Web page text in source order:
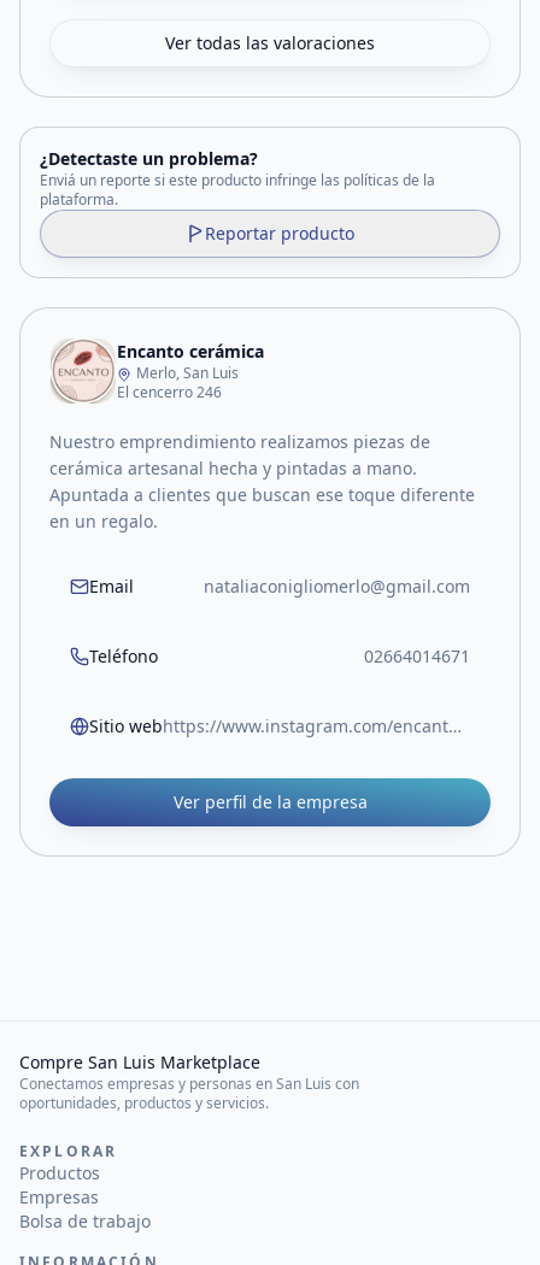
Ver todas las valoraciones
¿Detectaste un problema?
Enviá un reporte si este producto infringe las políticas de la
plataforma.
Reportar producto
Encanto cerámica
Merlo, San Luis
El cencerro 246
Nuestro emprendimiento realizamos piezas de
cerámica artesanal hecha y pintadas a mano.
Apuntada a clientes que buscan ese toque diferente
en un regalo.
Email nataliaconigliomerlo@gmail.com
Teléfono 02664014671
Sitio web https://www.instagram.com/encantoceramicaydeco/
Ver perfil de la empresa
Compre San Luis Marketplace
Conectamos empresas y personas en San Luis con
oportunidades, productos y servicios.
EXPLORAR
Productos
Empresas
Bolsa de trabajo